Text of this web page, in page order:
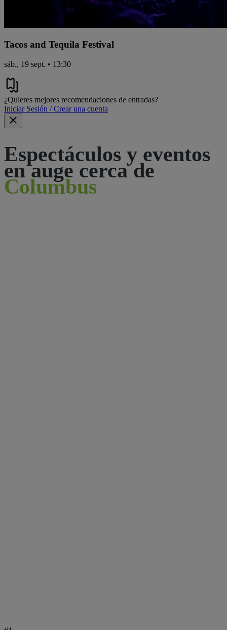
Tacos and Tequila Festival
sáb., 19 sept. • 13:30
¿Quieres mejores recomendaciones de entradas?
Iniciar Sesión / Crear una cuenta
Espectáculos y eventos
en auge cerca de
Columbus